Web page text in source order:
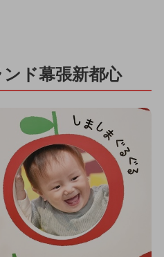
ド幕張新都心